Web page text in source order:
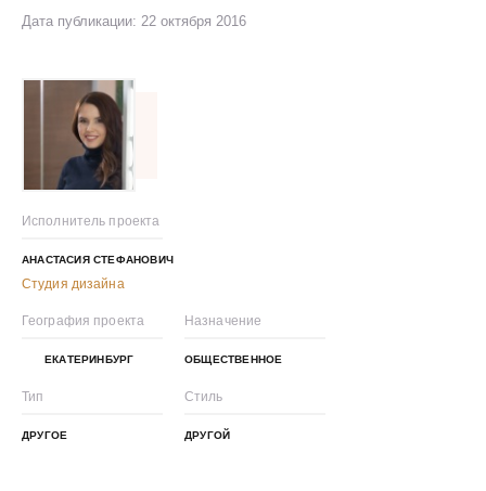
Дата публикации: 22 октября 2016
Исполнитель проекта
АНАСТАСИЯ СТЕФАНОВИЧ
Студия дизайна
География проекта
ЕКАТЕРИНБУРГ
Назначение
ОБЩЕСТВЕННОЕ
Тип
ДРУГОЕ
Стиль
ДРУГОЙ